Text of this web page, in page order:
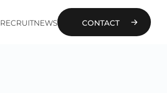
RECRUITNEWS CONTACT